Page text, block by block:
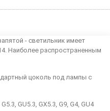
- светильник имеет
Наиболее распространенным
цоколь под лампы с
GU5.3, GX5.3, G9, G4, GU4